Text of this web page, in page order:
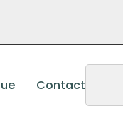
Contact